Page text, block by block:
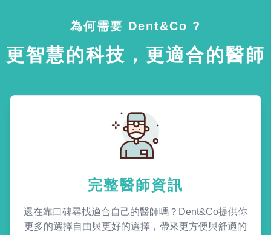
為何需要 Dent&Co ?
更智慧的科技，更適合的醫師
完整醫師資訊
還在靠口碑尋找適合自己的醫師嗎？Dent&Co提供你
更多的選擇自由與更好的選擇，帶來更方便與舒適的